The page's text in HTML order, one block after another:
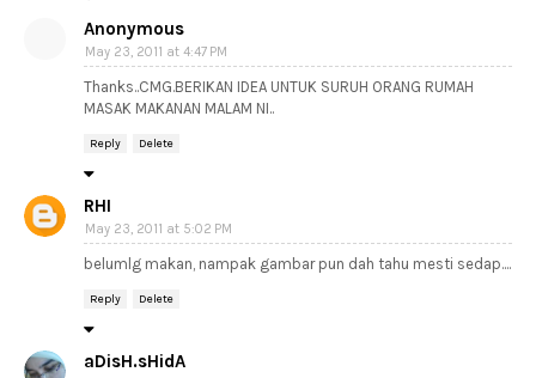
Anonymous
May 23, 2011 at 4:47 PM
Thanks..CMG.BERIKAN IDEA UNTUK SURUH ORANG RUMAH
MASAK MAKANAN MALAM NI..
Reply Delete
RHI
May 23, 2011 at 5:02 PM
belumlg makan, nampak gambar pun dah tahu mesti sedap....
Reply Delete
aDisH.sHidA